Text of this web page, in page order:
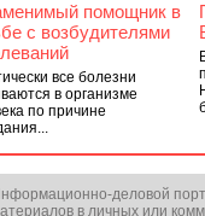
помощник в
с возбудителями
все болезни
в организме
по причине
деловой
в личных или